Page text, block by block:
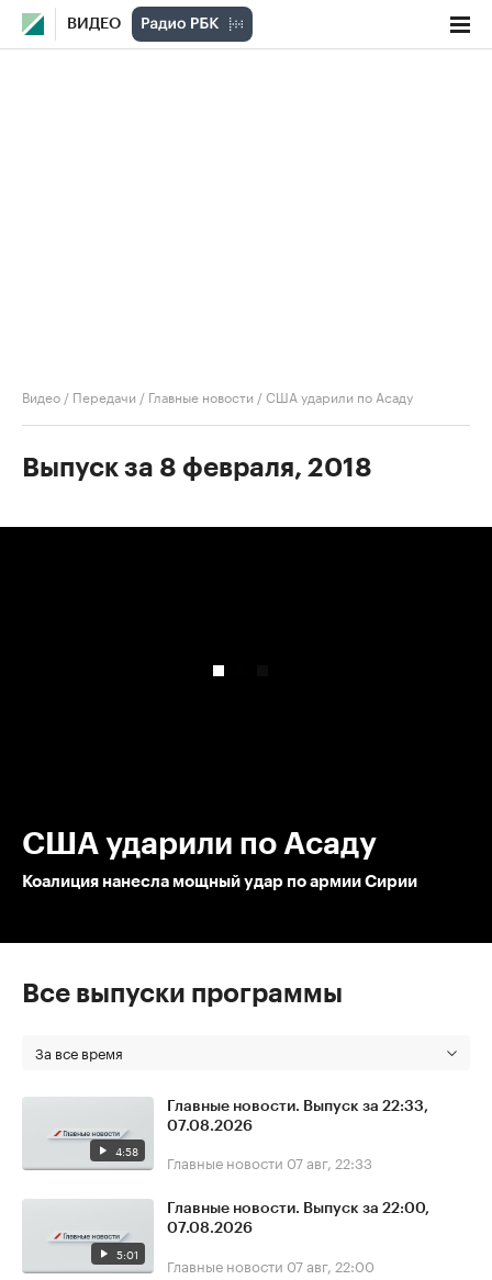
ВИДЕО
Видео / Передачи / Главные новости /США ударили по Асаду
Выпуск за 8 февраля, 2018
США ударили по Асаду
Коалиция нанесла мощный удар по армии Сирии
Все выпуски программы
За все время
4:58
Главные новости. Выпуск за 22:33,
07.08.2026
Главные новости 07 авг, 22:33
5:01
Главные новости. Выпуск за 22:00,
07.08.2026
Главные новости 07 авг, 22:00